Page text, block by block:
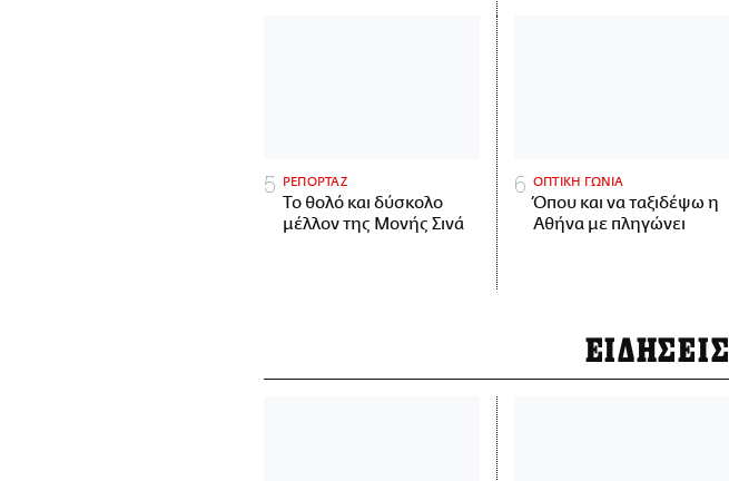
ΡΕΠΟΡΤΑΖ
Το θολό και δύσκολο
μέλλον της Μονής Σινά
ΟΠΤΙΚΗ ΓΩΝΙΑ
Όπου και να ταξιδέψω η
Αθήνα με πληγώνει
ΕΙΔΗΣΕΙΣ